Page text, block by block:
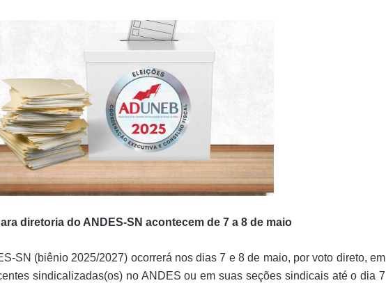
diretoria do ANDES-SN acontecem de 7 a 8 de maio
SN (biênio 2025/2027) ocorrerá nos dias 7 e 8 de maio, por voto direto, em
sindicalizadas(os) no ANDES ou em suas seções sindicais até o dia 7